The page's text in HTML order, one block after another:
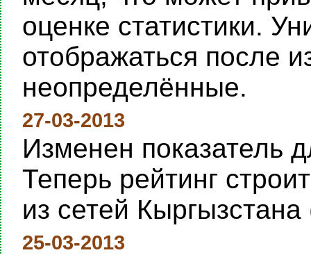
оценке статистики.
отображаться после
неопределённые.
27-03-2013
Изменен показатель
Теперь рейтинг
из сетей
25-03-2013